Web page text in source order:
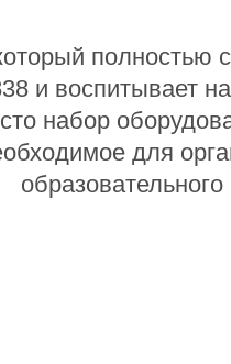
полностью
и воспитывает
набор
для